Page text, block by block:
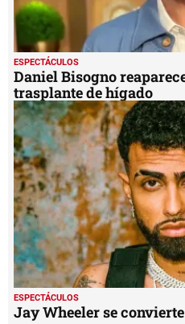
ESPECTÁCULOS
Jay Wheeler se
MIS TEMAS